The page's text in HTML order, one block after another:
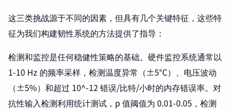
这三类挑战源于不同的因素，但具有几个关键特征，这些特
征为我们构建韧性系统的方法提供了指导：
检测和监控是任何稳健性策略的基础。硬件监控系统通常以
1-10 Hz 的频率采样，检测温度异常（±5°C）、电压波动
（±5%）和超过 10^-12 错误/比特/小时的内存错误率。对
抗性输入检测利用统计测试，p 值阈值为 0.01-0.05，检测